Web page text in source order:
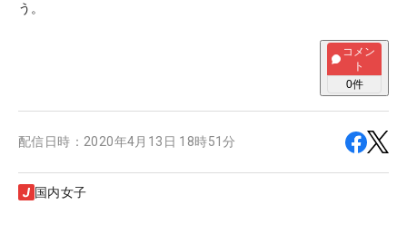
う。
コメン
ト
0件
配信日時： 2020年4月13日 18時51分
国内女子